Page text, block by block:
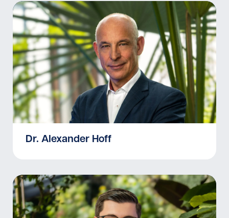
Dr. Alexander Hoff